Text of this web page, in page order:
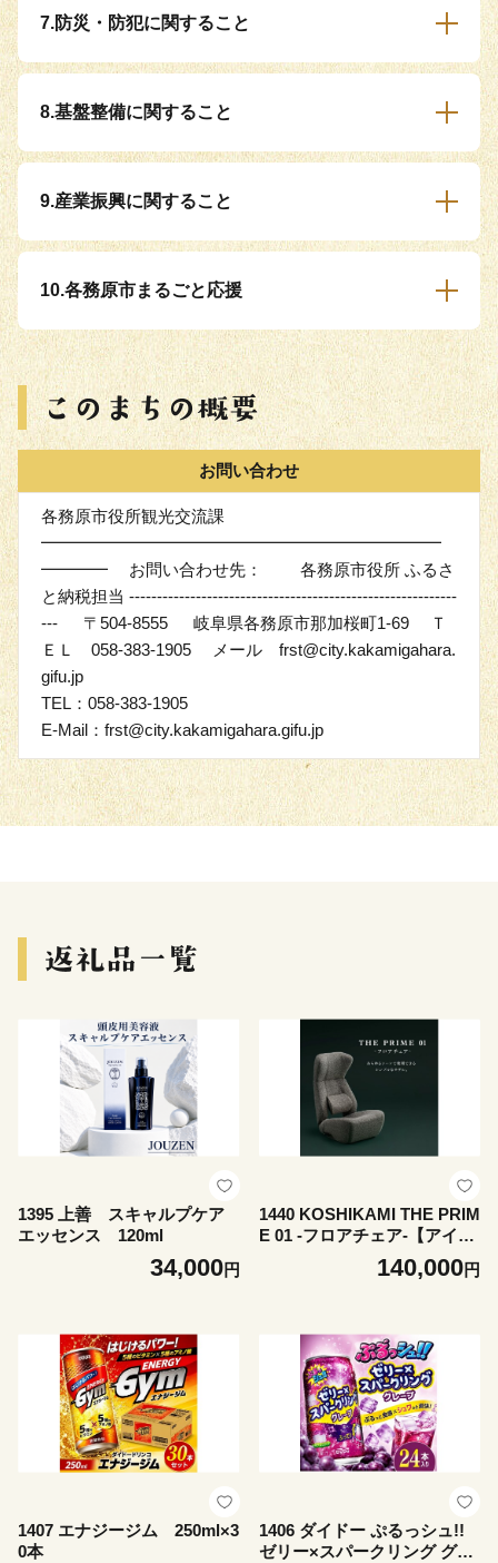
7.防災・防犯に関すること
8.基盤整備に関すること
9.産業振興に関すること
10.各務原市まるごと応援
お問い合わせ
各務原市役所観光交流課
━━━━━━━━━━━━━━━━━━━━━━━━
━━━━ お問い合わせ先： 各務原市役所 ふるさ
と納税担当 -----------------------------------------------------------
--- 〒504-8555 岐阜県各務原市那加桜町1-69 Ｔ
ＥＬ 058-383-1905 メール frst@city.kakamigahara.
gifu.jp
TEL：058-383-1905
E-Mail：frst@city.kakamigahara.gifu.jp
1395 上善 スキャルプケア
エッセンス 120ml
34,000円
1440 KOSHIKAMI THE PRIM
E 01 -フロアチェア-【アイボ
140,000円
1407 エナジージム 250ml×3
0本
1406 ダイドー ぷるっシュ!!
ゼリー×スパークリング グレ